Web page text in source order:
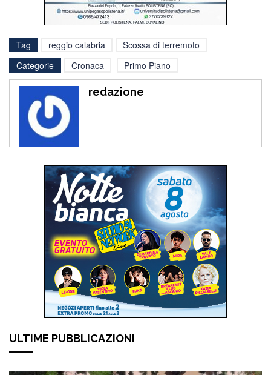
Tag reggio calabria
Scossa di terremoto
Categorie
Cronaca Primo Piano
redazione
ULTIME PUBBLICAZIONI